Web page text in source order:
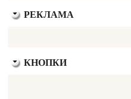
РЕКЛАМА
КНОПКИ